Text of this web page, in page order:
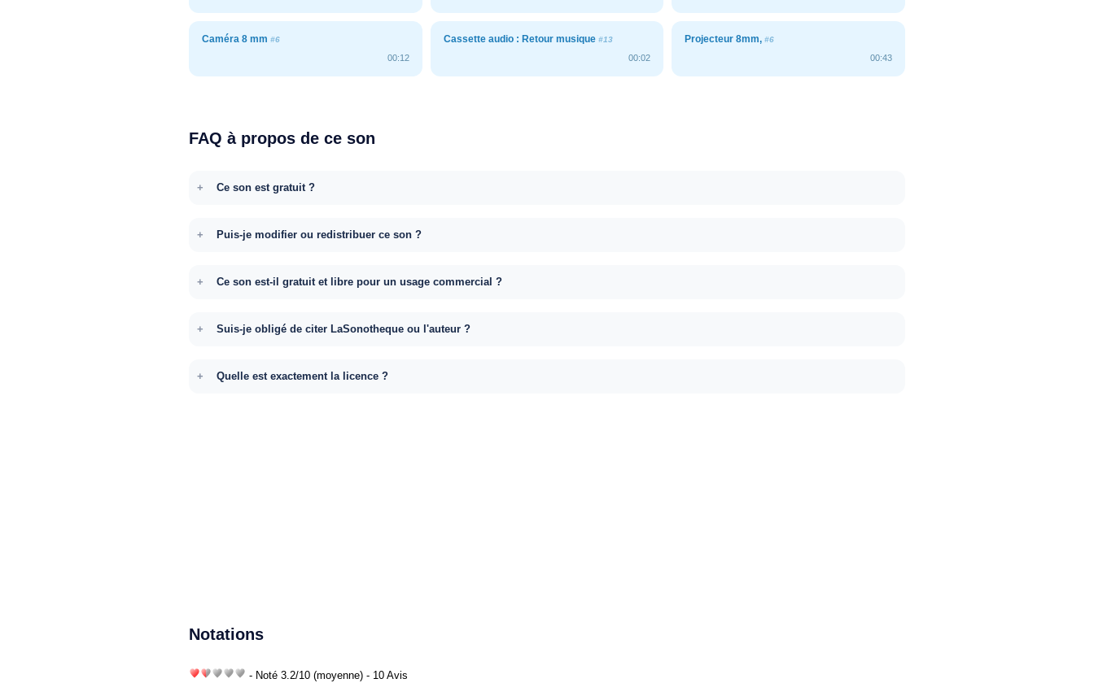
Caméra 8 mm #6
00:12
Cassette audio : Retour musique #13
00:02
Projecteur 8mm,#6
00:43
FAQ à propos de ce son
Ce son est gratuit ?
Puis-je modifier ou redistribuer ce son ?
Ce son est-il gratuit et libre pour un usage commercial ?
Suis-je obligé de citer LaSonotheque ou l'auteur ?
Quelle est exactement la licence ?
Notations
- Noté 3.2/10 (moyenne) - 10 Avis